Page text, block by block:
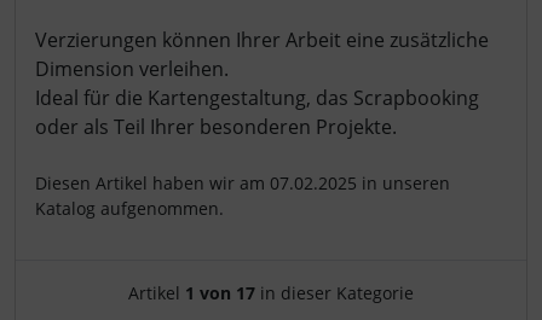
Verzierungen können Ihrer Arbeit eine zusätzliche
Dimension verleihen.
Ideal für die Kartengestaltung, das Scrapbooking
oder als Teil Ihrer besonderen Projekte.
Diesen Artikel haben wir am 07.02.2025 in unseren
Katalog aufgenommen.
Artikelnavigation innerhalb
Artikel 1 von 17 in dieser Kategorie